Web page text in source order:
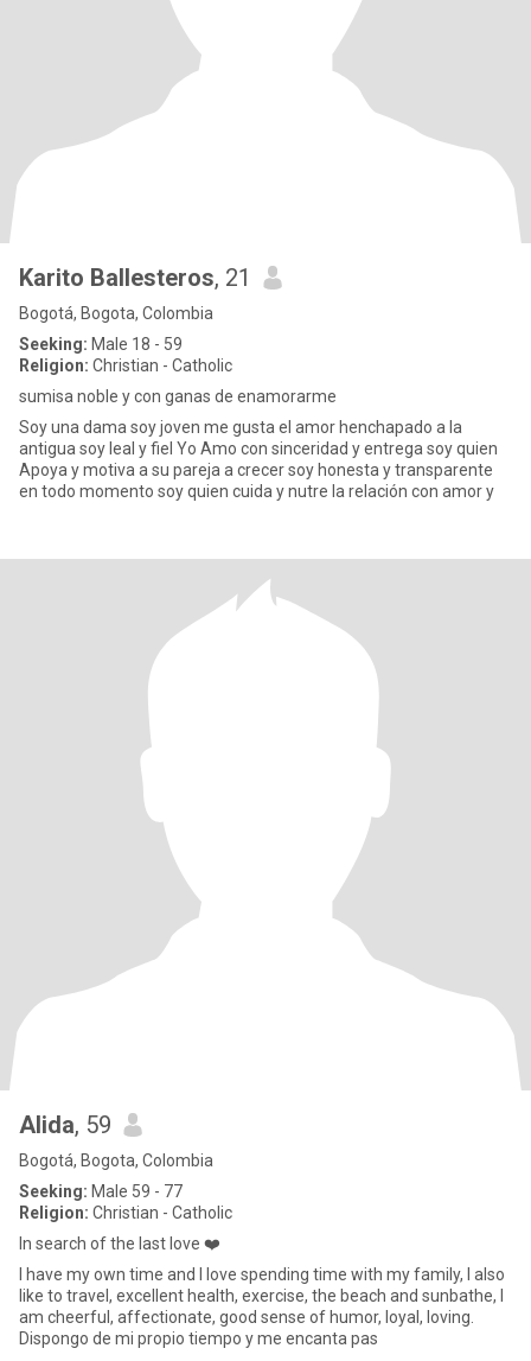
Karito Ballesteros, 21
Bogotá, Bogota, Colombia
Seeking: Male 18 - 59
Religion: Christian - Catholic
sumisa noble y con ganas de enamorarme
Soy una dama soy joven me gusta el amor henchapado a la
antigua soy leal y fiel Yo Amo con sinceridad y entrega soy quien
Apoya y motiva a su pareja a crecer soy honesta y transparente
en todo momento soy quien cuida y nutre la relación con amor y
Alida, 59
Bogotá, Bogota, Colombia
Seeking: Male 59 - 77
Religion: Christian - Catholic
In search of the last love ❤️
I have my own time and I love spending time with my family, I also
like to travel, excellent health, exercise, the beach and sunbathe, I
am cheerful, affectionate, good sense of humor, loyal, loving.
Dispongo de mi propio tiempo y me encanta pas